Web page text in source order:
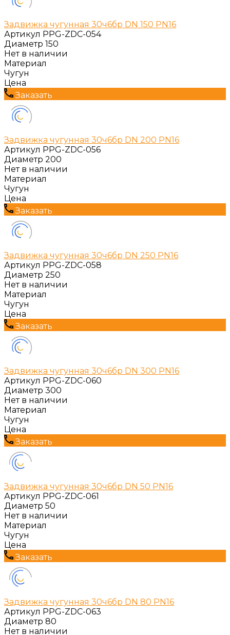
Задвижка чугунная 30ч6бр DN 150 PN16
Артикул PPG-ZDC-054
Диаметр 150
Нет в наличии
Материал
Чугун
Цена
Заказать
Задвижка чугунная 30ч6бр DN 200 PN16
Артикул PPG-ZDC-056
Диаметр 200
Нет в наличии
Материал
Чугун
Цена
Заказать
Задвижка чугунная 30ч6бр DN 250 PN16
Артикул PPG-ZDC-058
Диаметр 250
Нет в наличии
Материал
Чугун
Цена
Заказать
Задвижка чугунная 30ч6бр DN 300 PN16
Артикул PPG-ZDC-060
Диаметр 300
Нет в наличии
Материал
Чугун
Цена
Заказать
Задвижка чугунная 30ч6бр DN 50 PN16
Артикул PPG-ZDC-061
Диаметр 50
Нет в наличии
Материал
Чугун
Цена
Заказать
Задвижка чугунная 30ч6бр DN 80 PN16
Артикул PPG-ZDC-063
Диаметр 80
Нет в наличии